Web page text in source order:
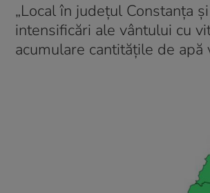
„Local în județul Constanța
intensificări ale vântului cu
acumulare cantitățile de